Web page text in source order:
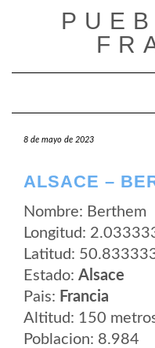
8 de mayo de 2023
ALSACE –
Nombre: Berthem
Longitud:
Latitud:
Estado: Alsace
Pais: Francia
Altitud: 150
Poblacion: 8.984